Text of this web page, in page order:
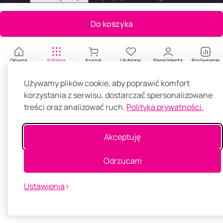
Używamy plików cookie, aby poprawić komfort
korzystania z serwisu, dostarczać spersonalizowane
treści oraz analizować ruch. Polityka prywatności.
Akceptuję
Odrzucam
Ustawienia
5
Do koszyka
Główna Katalog Koszyk Ulubione Panel klienta Porównanie